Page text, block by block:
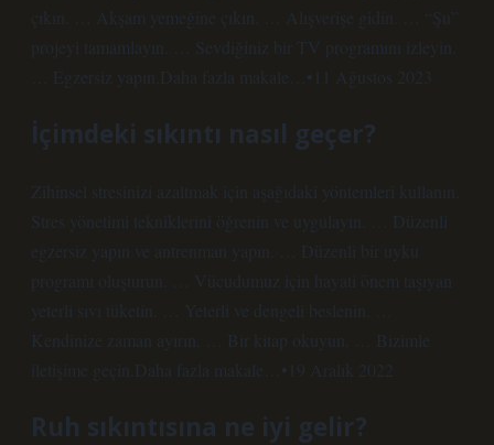
çıkın. … Akşam yemeğine çıkın. … Alışverişe gidin. … “Şu”
projeyi tamamlayın. … Sevdiğiniz bir TV programını izleyin.
… Egzersiz yapın.Daha fazla makale…•11 Ağustos 2023
İçimdeki sıkıntı nasıl geçer?
Zihinsel stresinizi azaltmak için aşağıdaki yöntemleri kullanın.
Stres yönetimi tekniklerini öğrenin ve uygulayın. … Düzenli
egzersiz yapın ve antrenman yapın. … Düzenli bir uyku
programı oluşturun. … Vücudumuz için hayati önem taşıyan
yeterli sıvı tüketin. … Yeterli ve dengeli beslenin. …
Kendinize zaman ayırın. … Bir kitap okuyun. … Bizimle
iletişime geçin.Daha fazla makale…•19 Aralık 2022
Ruh sıkıntısına ne iyi gelir?